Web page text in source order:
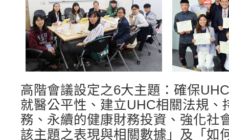
高階會議設定之6大主題：確保
就醫公平性、建立UHC相關法規、
務、永續的健康財務投資、強化社
該主題之表現與相關數據」及「如